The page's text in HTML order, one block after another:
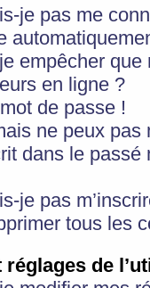
je pas me
empêcher
en ligne ?
de passe !
ne peux pas
dans le
je pas
tous les
de